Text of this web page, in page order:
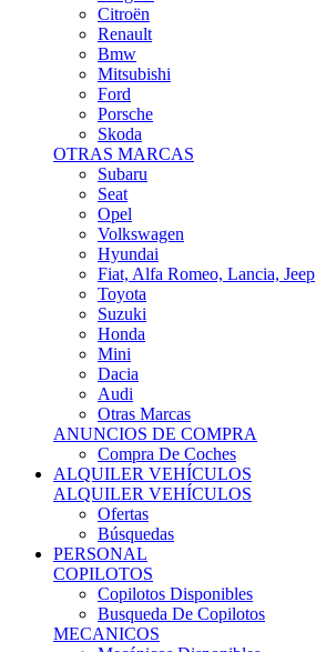
Citroën
Renault
Bmw
Mitsubishi
Ford
Porsche
Skoda
OTRAS MARCAS
Subaru
Seat
Opel
Volkswagen
Hyundai
Fiat, Alfa Romeo, Lancia, Jeep
Toyota
Suzuki
Honda
Mini
Dacia
Audi
Otras Marcas
ANUNCIOS DE COMPRA
Compra De Coches
ALQUILER VEHÍCULOS
ALQUILER VEHÍCULOS
Ofertas
Búsquedas
PERSONAL
COPILOTOS
Copilotos Disponibles
Busqueda De Copilotos
MECANICOS